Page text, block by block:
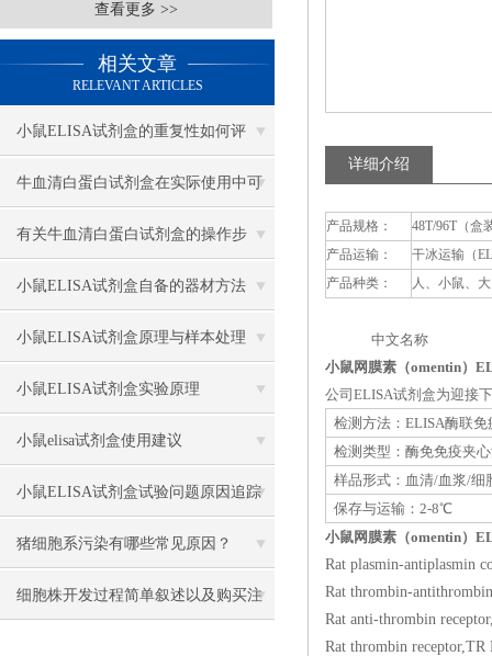
查看更多 >>
相关文章
RELEVANT ARTICLES
小鼠ELISA试剂盒的重复性如何评
估？
牛血清白蛋白试剂盒在实际使用中可
分为多种类型测定
有关牛血清白蛋白试剂盒的操作步
骤，以下有详细说明
小鼠ELISA试剂盒自备的器材方法
小鼠ELISA试剂盒原理与样本处理
小鼠ELISA试剂盒实验原理
小鼠elisa试剂盒使用建议
小鼠ELISA试剂盒试验问题原因追踪
猪细胞系污染有哪些常见原因？
细胞株开发过程简单叙述以及购买注
详细介绍
产品规格：
48T/96T（盒
产品运输：
干冰运输（
产品种类：
人、小鼠、
中文名称 英
小鼠网膜素（omentin）
公司ELISA试剂盒为迎接
检测方法：ELISA酶联免
检测类型：酶免免疫夹
样品形式：血清/血浆/细
保存与运输：2-8℃
小鼠网膜素（omentin）
Rat plasmin-antiplasmin
Rat thrombin-
Rat anti-thrombin
Rat thrombin